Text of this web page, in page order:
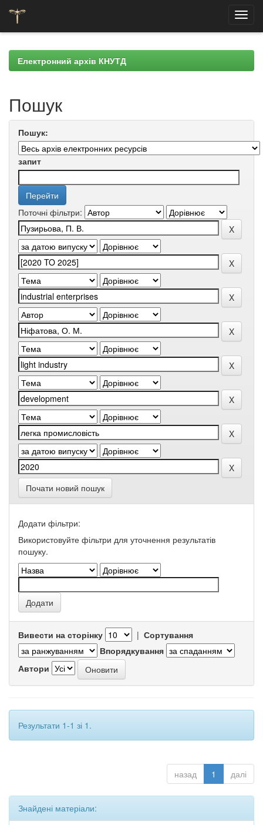
navigationЕлектронний архів КНУТД
Пошук
Пошук:
запит
Поточні фільтри:
Почати новий пошук
Додати фільтри:
Використовуйте фільтри для уточнення результатів
пошуку.
Вивести на сторінку | Сортування
Впорядкування
Автори
Результати 1-1 зі 1.
назад 1 далі
Знайдені матеріали: